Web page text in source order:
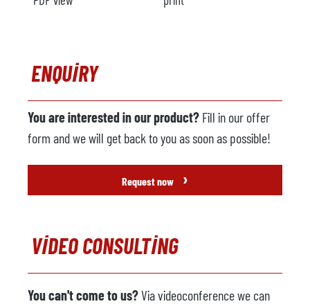
ENQUIRY
You are interested in our product? Fill in our offer
form and we will get back to you as soon as possible!
Request now ›
VIDEO CONSULTING
You can't come to us?Via videoconference we can